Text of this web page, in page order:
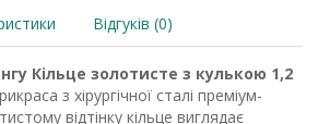
Відгуків (0)
Кільце золотисте з кулькою 1,2
з хірургічної сталі преміум-
відтінку кільце виглядає